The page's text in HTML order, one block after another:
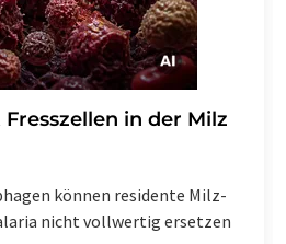
in der Milz
können residente Milz-
nicht vollwertig ersetzen